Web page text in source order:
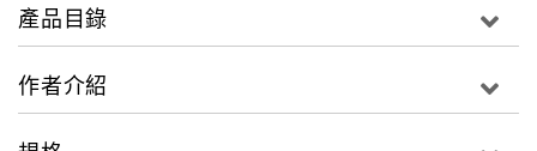
產品目錄
作者介紹